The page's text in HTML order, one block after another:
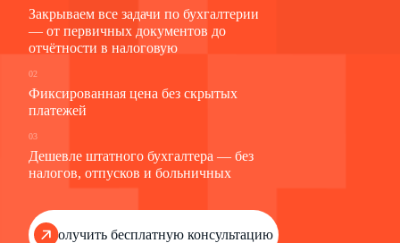
Закрываем все задачи по бухгалтерии
— от первичных документов до
отчётности в налоговую
02
Фиксированная цена без скрытых
платежей
03
Дешевле штатного бухгалтера — без
налогов, отпусков и больничных
Получить бесплатную консультацию